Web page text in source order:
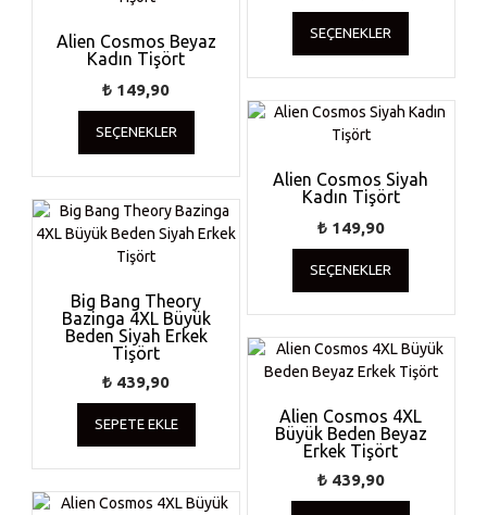
ürün
seçilebilir
SEÇENEKLER
Bu
birden
fazla
varyasyonu
ürün
Alien Cosmos Beyaz
Kadın Tişört
₺ 149,90
SEÇENEKLER
Bu
birden
fazla
varyasyonu
var.
sayfasından
seçilebilir
Alien Cosmos Siyah
Kadın Tişört
₺149,90
SEÇENEKLER
Bu
birden
fazla
varyasyonu
var.
ürün
Big Bang Theory
Bazinga 4XL Büyük
Beden Siyah Erkek
Tişört
₺ 439,90
SEPETE EKLE
Alien Cosmos 4XL
Büyük Beden Beyaz
Erkek Tişört
₺439,90